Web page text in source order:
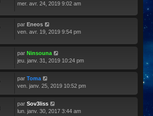
mer. avr. 24, 2019 9:02 am
par Eneos
ven. avr. 19, 2019 9:54 pm
par Ninsouna
jeu. janv. 31, 2019 10:24 pm
par Toma
ven. janv. 25, 2019 10:52 pm
par Sov3liss
lun. janv. 30, 2017 3:44 am